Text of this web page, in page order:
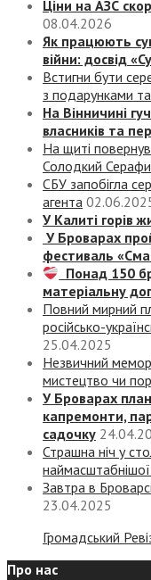
Ціни на АЗС
08.04.2026
Як працюють
війни: досвід
Встигни бути
з подарунками
На Вінничині
власників та
На щиті
Солодкий
СБУ запобігла
агента
У Калиті горів
У Броварах
фестиваль
Понад 150
матеріальну
Повний мирний
російсько-
25.04.2025
Незвичний
мистецтво чи
У Броварах
капремонти,
садочку
Страшна ніч у
Завтра в
23.04.2025
Громадський
Про нас